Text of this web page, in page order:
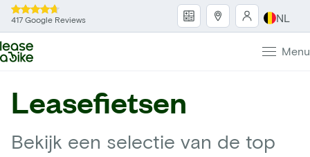
417 Google Reviews NL
Menu
Leasefietsen
Bekijk een selectie van de top